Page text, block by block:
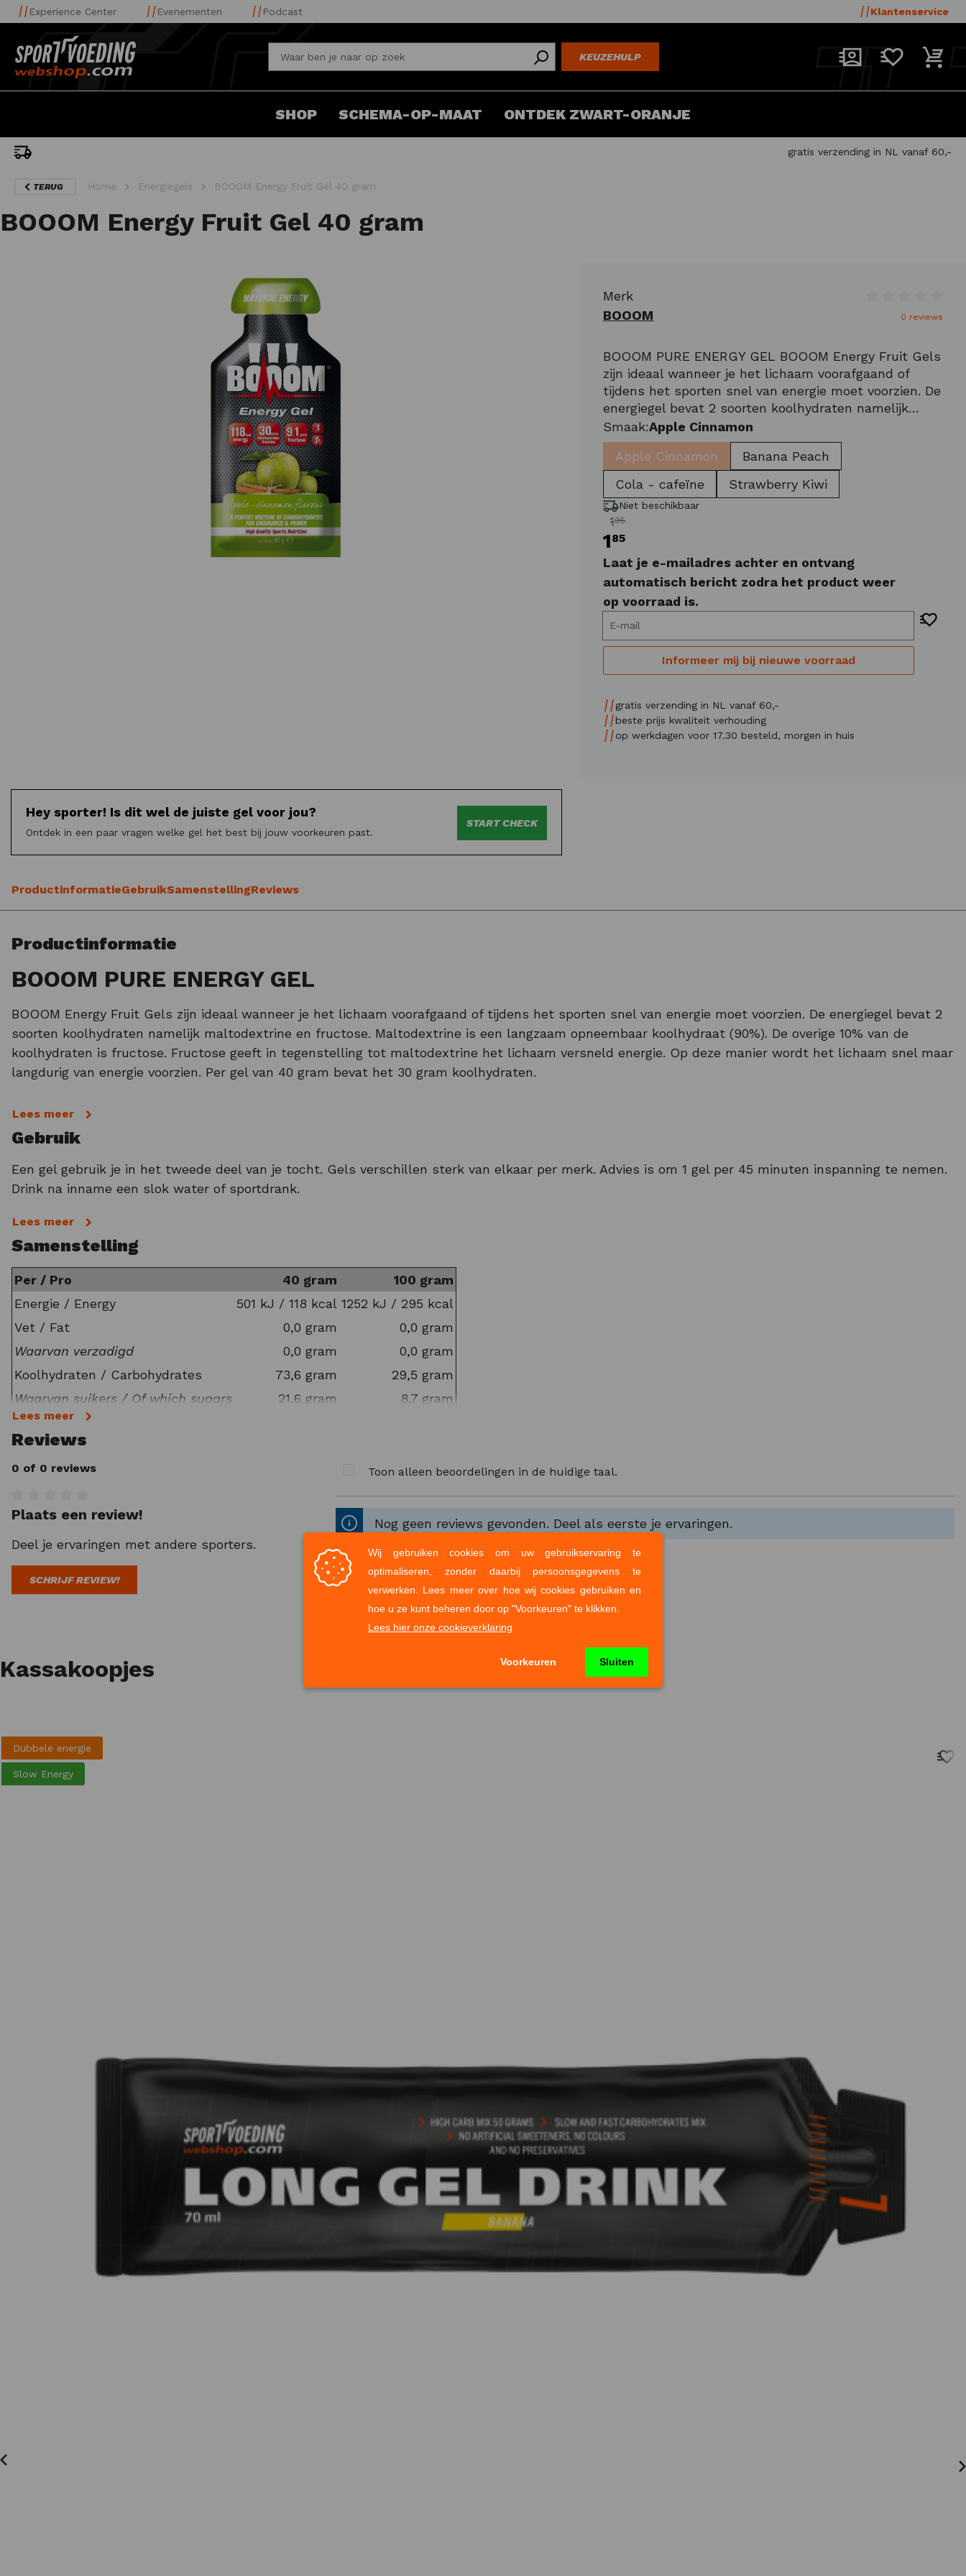
Experience Center Evenementen Podcast Klantenservice
KEUZEHULP
SHOP SCHEMA-OP-MAAT ONTDEK ZWART-ORANJE
gratis verzending in NL vanaf 60,-
TERUG Home Energiegels BOOOM Energy Fruit Gel 40 gram
BOOOM Energy Fruit Gel 40 gram
Merk
BOOOM
Gemiddelde
0 reviews
BOOOM PURE ENERGY GEL BOOOM Energy Fruit Gels
zijn ideaal wanneer je het lichaam voorafgaand of
tijdens het sporten snel van energie moet voorzien. De
energiegel bevat 2 soorten koolhydraten namelijk
maltodextrine en fructose. Maltodextrine is een
langzaam opneembaar koolhydraat (90%). De overige
Smaak:Apple Cinnamon
Apple Cinnamon
Banana Peach
Cola - cafeïne
Strawberry Kiwi
Niet beschikbaar
195
185
Laat je e-mailadres achter en ontvang
automatisch bericht zodra het product weer
op voorraad is.
E-mail
Informeer mij bij nieuwe voorraad
gratis verzending in NL vanaf 60,-
beste prijs kwaliteit verhouding
op werkdagen voor 17.30 besteld, morgen in huis
Hey sporter! Is dit wel de juiste gel voor jou?
Ontdek in een paar vragen welke gel het best bij jouw voorkeuren past.
START CHECK
ProductinformatieGebruikSamenstellingReviews
Productinformatie
BOOOM PURE ENERGY GEL
BOOOM Energy Fruit Gels zijn ideaal wanneer je het lichaam voorafgaand of tijdens het sporten snel van energie moet voorzien. De energiegel bevat 2
soorten koolhydraten namelijk maltodextrine en fructose. Maltodextrine is een langzaam opneembaar koolhydraat (90%). De overige 10% van de
koolhydraten is fructose. Fructose geeft in tegenstelling tot maltodextrine het lichaam versneld energie. Op deze manier wordt het lichaam snel maar
langdurig van energie voorzien. Per gel van 40 gram bevat het 30 gram koolhydraten.
Dankzij de aanwezigheid van fruitconcentraten geeft dit de Energy Gel een extra sterke fruitsmaak. De sportgel is dan ook zeer geschikt als
gel
het hardlopen. Een
BOOOM SPORTVOEDING KOPEN
ook nog Energy Bars, Isotonic Drinks en Recovery Drinks in het assortiment. Vanzelfsprekend is dit direct uit voorraad leverbaar. En vandaag besteld is
morgen al in huis!
Tip:
Maximaal comfort tijdens het sporten? Overweeg dan eens onze hoogwaardige
Lees meer
Gebruik
Een gel gebruik je in het tweede deel van je tocht. Gels verschillen sterk van elkaar per merk. Advies is om 1 gel per 45 minuten inspanning te nemen.
Drink na inname een slok water of sportdrank.
Lees meer
Samenstelling
Per / Pro 40 gram
100 gram
Energie / Energy
501 kJ / 118 kcal 1252 kJ / 295 kcal
Vet / Fat
0,0 gram
0,0 gram
Waarvan verzadigd
0,0 gram
0,0 gram
Koolhydraten / Carbohydrates
73,6 gram
29,5 gram
Waarvan suikers / Of which sugars
21,6 gram
8,7 gram
Vezels / Fiber
Eiwitten / Proteins
Zout / Salt
0,01 gram
Ingrediënten BOOOM Energy Gel:
Maltodextrine, Water, Fructose siroop, Appel concentraat, aroma's, kaliumsorbaat, natriumbenzoaat.
Waarschuwing:Koel en droog bewaren.
Lees meer
Reviews
0 of 0 reviews
Gemiddelde waardering van 0 van 5 sterren
Plaats een review!
Deel je ervaringen met andere sporters.
SCHRIJF REVIEW!
Toon alleen beoordelingen in de huidige taal.
Nog geen reviews gevonden. Deel als eerste je ervaringen.
Kassakoopjes
Dubbele energie
Slow Energy